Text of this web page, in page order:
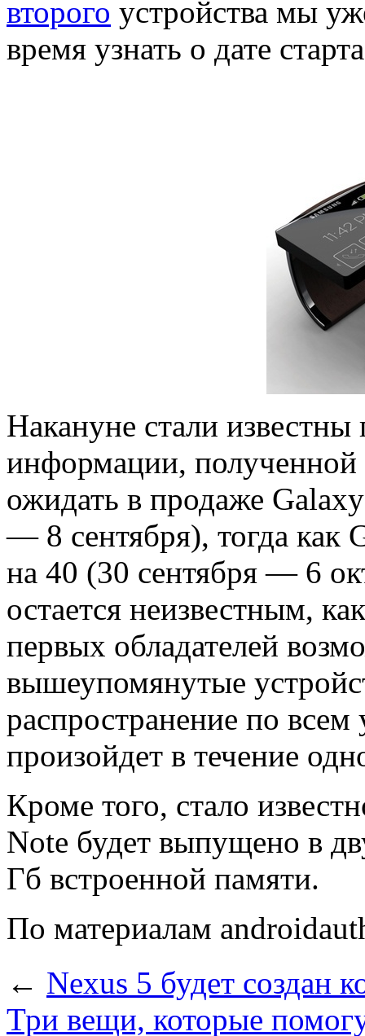
второго устройства мы
время узнать о дате
Накануне стали
информации, полученной
ожидать в продаже
— 8 сентября), тогда как
на 40 (30 сентября — 6
остается неизвестным,
первых обладателей
вышеупомянутые
распространение по
произойдет в течение
Кроме того, стало
Note будет выпущено в
Гб встроенной памяти.
По материалам
← Nexus 5 будет создан
Три вещи, которые